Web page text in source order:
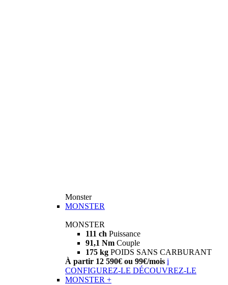
Monster
MONSTER
MONSTER
111 ch Puissance
91,1 Nm Couple
175 kg POIDS SANS CARBURANT
À partir 12 590€ ou 99€/mois i
CONFIGUREZ-LE DÉCOUVREZ-LE
MONSTER +